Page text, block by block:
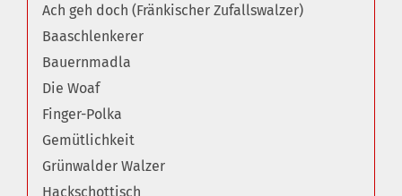
Ach geh doch (Fränkischer Zufallswalzer)
Baaschlenkerer
Bauernmadla
Die Woaf
Finger-Polka
Gemütlichkeit
Grünwalder Walzer
Hackschottisch